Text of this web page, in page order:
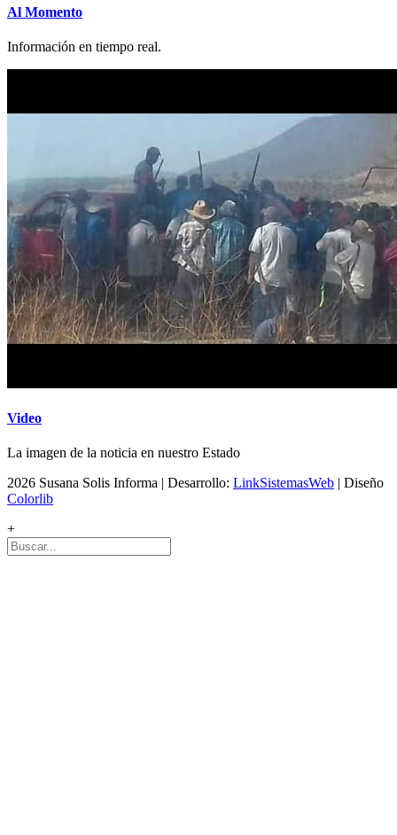
Al Momento
Información en tiempo real.
Video
La imagen de la noticia en nuestro Estado
2026 Susana Solis Informa | Desarrollo: LinkSistemasWeb | Diseño
Colorlib
+